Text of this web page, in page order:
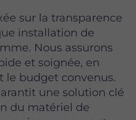
sur la transparence
installation de
Nous assurons
et soignée, en
le budget convenus.
une solution clé
du matériel de